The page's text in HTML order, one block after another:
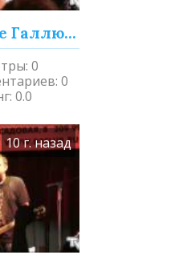
Смысловые Галлюцинации - Мы вошли в эту воду однажды (Live)
: 0
:0
:0.0
10 г. назад